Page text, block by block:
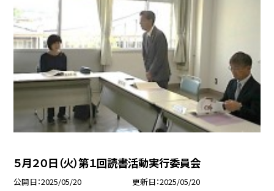
５月２０日（火）第１回読書活動実行委員会
公開日 2025/05/20 更新日 2025/05/20